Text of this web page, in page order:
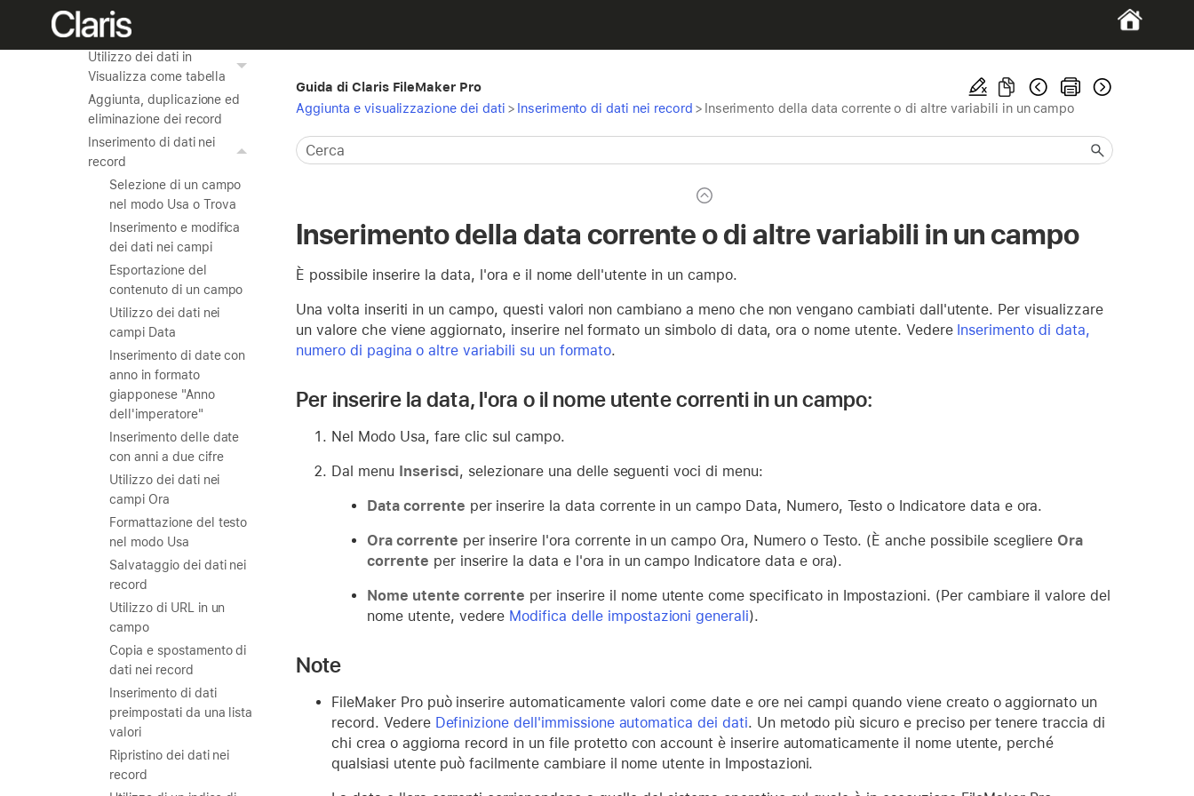
Navigazione nei
visualizzatori Web
Utilizzo dei dati in
Visualizza come tabella
Aggiunta, duplicazione ed
eliminazione dei record
Inserimento di dati nei
record
Selezione di un campo
nel modo Usa o Trova
Inserimento e modifica
dei dati nei campi
Esportazione del
contenuto di un campo
Utilizzo dei dati nei
campi Data
Inserimento di date con
anno in formato
giapponese "Anno
dell'imperatore"
Inserimento delle date
con anni a due cifre
Utilizzo dei dati nei
campi Ora
Formattazione del testo
nel modo Usa
Salvataggio dei dati nei
record
Utilizzo di URL in un
campo
Copia e spostamento di
dati nei record
Inserimento di dati
preimpostati da una lista
valori
Ripristino dei dati nei
record
Guida di Claris FileMaker Pro
Aggiunta e visualizzazione dei dati > Inserimento di dati nei record > Inserimento della data corrente o di altre variabili in un campo
Inserimento della data corrente o di altre variabili in un campo
È possibile inserire la data, l'ora e il nome dell'utente in un campo.
Una volta inseriti in un campo, questi valori non cambiano a meno che non vengano cambiati dall'utente. Per visualizzare
un valore che viene aggiornato, inserire nel formato un simbolo di data, ora o nome utente. Vedere Inserimento di data,
numero di pagina o altre variabili su un formato.
Per inserire la data, l'ora o il nome utente correnti in un campo:
Nel Modo Usa, fare clic sul campo.
Dal menu Inserisci, selezionare una delle seguenti voci di menu:
Data corrente per inserire la data corrente in un campo Data, Numero, Testo o Indicatore data e ora.
Ora corrente per inserire l'ora corrente in un campo Ora, Numero o Testo. (È anche possibile scegliere Ora
corrente per inserire la data e l'ora in un campo Indicatore data e ora).
Nome utente corrente per inserire il nome utente come specificato in Impostazioni. (Per cambiare il valore del
nome utente, vedere Modifica delle impostazioni generali).
Note
FileMaker Pro può inserire automaticamente valori come date e ore nei campi quando viene creato o aggiornato un
record. Vedere Definizione dell'immissione automatica dei dati. Un metodo più sicuro e preciso per tenere traccia di
chi crea o aggiorna record in un file protetto con account è inserire automaticamente il nome utente, perché
qualsiasi utente può facilmente cambiare il nome utente in Impostazioni.